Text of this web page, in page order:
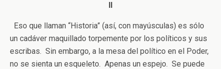
II
Eso que llaman “Historia” (así, con mayúsculas) es sólo
un cadáver maquillado torpemente por los políticos y sus
escribas. Sin embargo, a la mesa del político en el Poder,
no se sienta un esqueleto. Apenas un espejo. Se puede